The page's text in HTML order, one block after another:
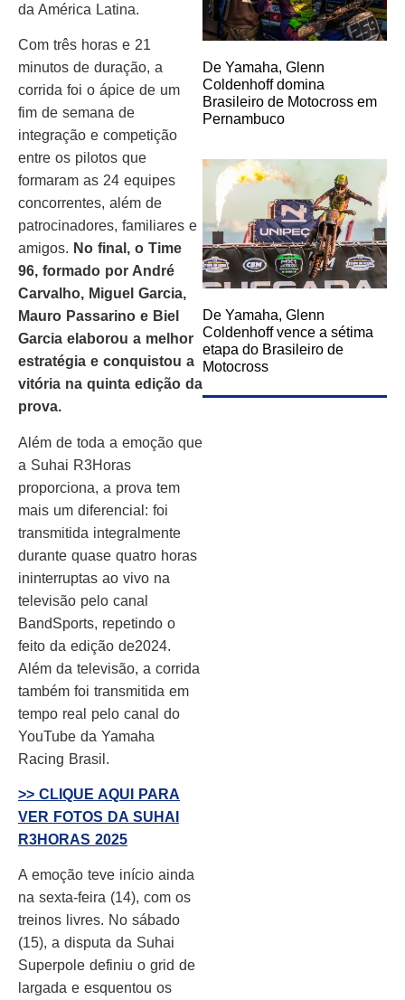
da América Latina.
Com três horas e 21
minutos de duração, a
corrida foi o ápice de um
fim de semana de
integração e competição
entre os pilotos que
formaram as 24 equipes
concorrentes, além de
patrocinadores, familiares e
amigos. No final, o Time
96, formado por André
Carvalho, Miguel Garcia,
Mauro Passarino e Biel
Garcia elaborou a melhor
estratégia e conquistou a
vitória na quinta edição da
prova.
Além de toda a emoção que
a Suhai R3Horas
proporciona, a prova tem
mais um diferencial: foi
transmitida integralmente
durante quase quatro horas
ininterruptas ao vivo na
televisão pelo canal
BandSports, repetindo o
feito da edição de2024.
Além da televisão, a corrida
também foi transmitida em
tempo real pelo canal do
YouTube da Yamaha
Racing Brasil.
>> CLIQUE AQUI PARA
VER FOTOS DA SUHAI
R3HORAS 2025
A emoção teve início ainda
na sexta-feira (14), com os
treinos livres. No sábado
(15), a disputa da Suhai
Superpole definiu o grid de
largada e esquentou os
De Yamaha, Glenn
Coldenhoff domina
Brasileiro de Motocross em
Pernambuco
De Yamaha, Glenn
Coldenhoff vence a sétima
etapa do Brasileiro de
Motocross